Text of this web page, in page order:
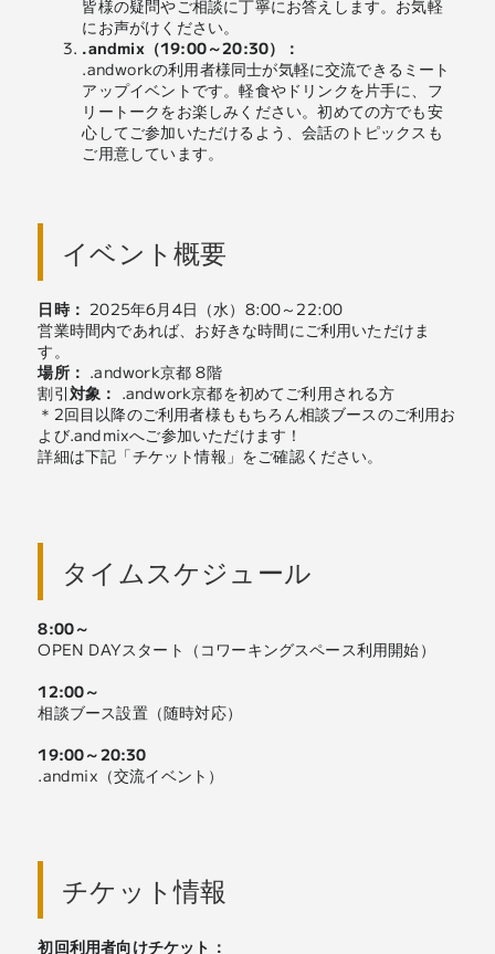
皆様の疑問やご相談に丁寧にお答えします。お気軽
にお声がけください。
.andmix（19:00～20:30）：
.andworkの利用者様同士が気軽に交流できるミート
アップイベントです。軽食やドリンクを片手に、フ
リートークをお楽しみください。初めての方でも安
心してご参加いただけるよう、会話のトピックスも
ご用意しています。
イベント概要
日時： 2025年6月4日（水）8:00～22:00
営業時間内であれば、お好きな時間にご利用いただけま
す。
場所： .andwork京都 8階
割引対象： .andwork京都を初めてご利用される方
＊2回目以降のご利用者様ももちろん相談ブースのご利用お
よび.andmixへご参加いただけます！
詳細は下記「チケット情報」をご確認ください。
タイムスケジュール
8:00～
OPEN DAYスタート（コワーキングスペース利用開始）
12:00～
相談ブース設置（随時対応）
19:00～20:30
.andmix（交流イベント）
チケット情報
初回利用者向けチケット：